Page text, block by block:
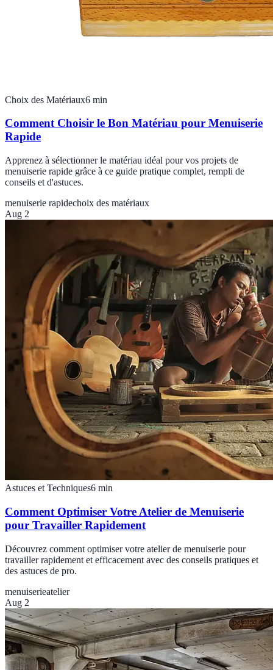
Choix des Matériaux6 min
Comment Choisir le Bon Matériau pour Menuiserie
Rapide
Apprenez à sélectionner le matériau idéal pour vos projets de
menuiserie rapide grâce à ce guide pratique complet, rempli de
conseils et d'astuces.
menuiserie rapidechoix des matériaux
Aug 2
Astuces et Techniques6 min
Comment Optimiser Votre Atelier de Menuiserie
pour Travailler Rapidement
Découvrez comment optimiser votre atelier de menuiserie pour
travailler rapidement et efficacement avec des conseils pratiques et
des astuces de pro.
menuiserieatelier
Aug 2